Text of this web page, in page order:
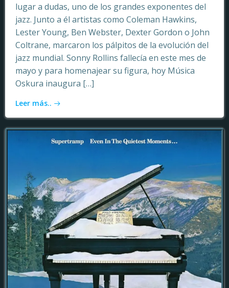
lugar a dudas, uno de los grandes exponentes del
jazz. Junto a él artistas como Coleman Hawkins,
Lester Young, Ben Webster, Dexter Gordon o John
Coltrane, marcaron los pálpitos de la evolución del
jazz mundial. Sonny Rollins fallecía en este mes de
mayo y para homenajear su figura, hoy Música
Oskura inaugura […]
Leer más..